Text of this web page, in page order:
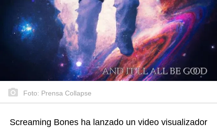
Foto: Prensa Collapse
Screaming Bones ha lanzado un video visualizador